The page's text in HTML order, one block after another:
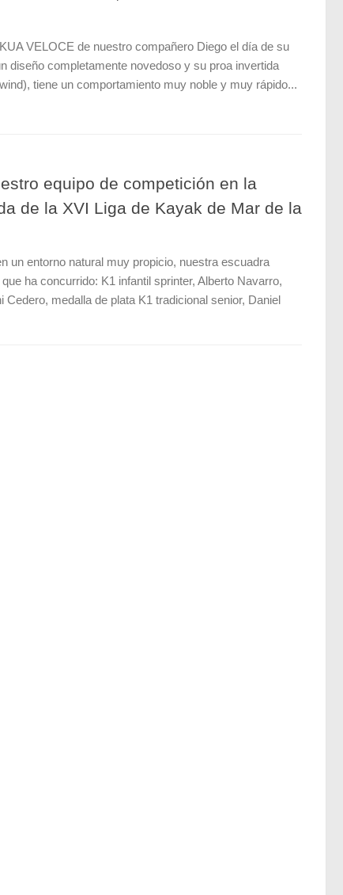
VELOCE de nuestro compañero Diego el día de su
diseño completamente novedoso y su proa invertida
tiene un comportamiento muy noble y muy rápido...
equipo de competición en la
de la XVI Liga de Kayak de Mar de la
un entorno natural muy propicio, nuestra escuadra
ha concurrido: K1 infantil sprinter, Alberto Navarro,
medalla de plata K1 tradicional senior, Daniel